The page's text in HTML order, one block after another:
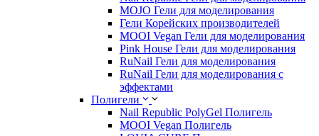
MOJO Гели для моделирования
Гели Корейских производителей
MOOI Vegan Гели для моделирования
Pink House Гели для моделирования
RuNail Гели для моделирования
RuNail Гели для моделирования с
эффектами
Полигели
Nail Republic PolyGel Полигель
MOOI Vegan Полигель